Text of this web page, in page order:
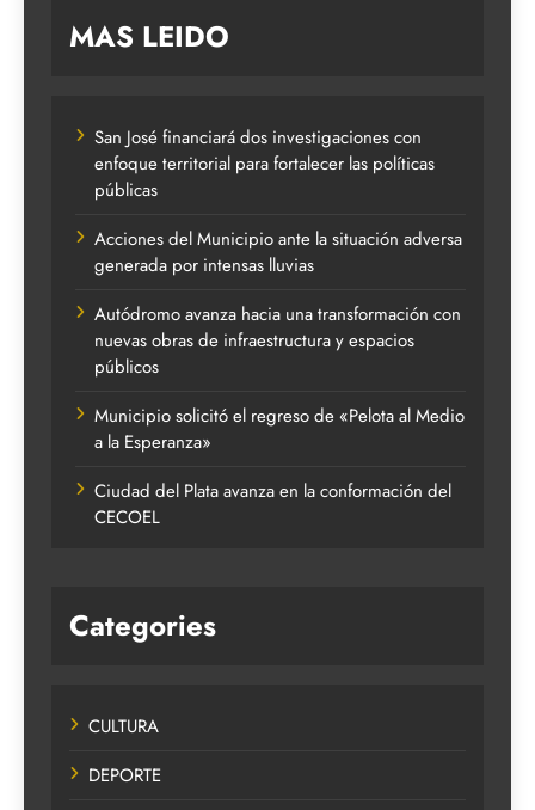
MAS LEIDO
San José financiará dos investigaciones con
enfoque territorial para fortalecer las políticas
públicas
Acciones del Municipio ante la situación adversa
generada por intensas lluvias
Autódromo avanza hacia una transformación con
nuevas obras de infraestructura y espacios
públicos
Municipio solicitó el regreso de «Pelota al Medio
a la Esperanza»
Ciudad del Plata avanza en la conformación del
CECOEL
Categories
CULTURA
DEPORTE